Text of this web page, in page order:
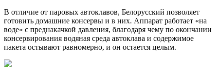
В отличие от паровых автоклавов, Белорусский позволяет
готовить домашние консервы и в них. Аппарат работает «на
воде» с преднакачкой давления, благодаря чему по окончании
консервирования водяная среда автоклава и содержимое
пакета остывают равномерно, и он остается целым.